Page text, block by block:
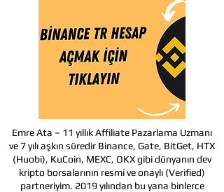
Emre Ata – 11 yıllık Affiliate Pazarlama Uzmanı
ve 7 yılı aşkın süredir Binance, Gate, BitGet, HTX
(Huobi), KuCoin, MEXC, OKX gibi dünyanın dev
kripto borsalarının resmi ve onaylı (Verified)
partneriyim. 2019 yılından bu yana binlerce